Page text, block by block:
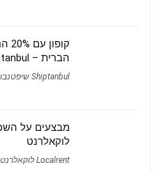
הברית – Shiptanbul שיפטנבול
Shiptanbul שיפטנבול
לוקאלרנט
Localrent לוקאלרנט